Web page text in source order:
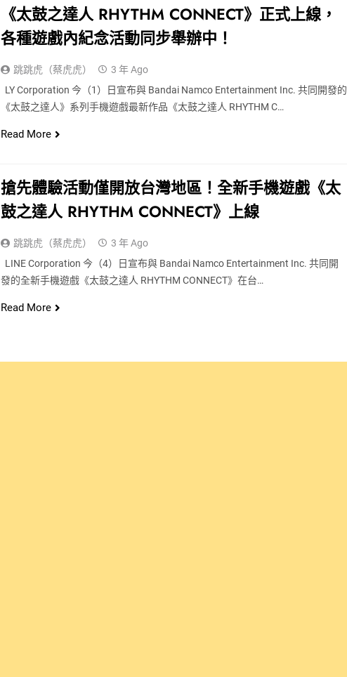
《太鼓之達人 RHYTHM CONNECT》正式上線，
各種遊戲內紀念活動同步舉辦中！
跳跳虎（蔡虎虎）
3 年 Ago
LY Corporation 今（1）日宣布與 Bandai Namco Entertainment Inc. 共同開發的
《太鼓之達人》系列手機遊戲最新作品《太鼓之達人 RHYTHM C…
Read More
搶先體驗活動僅開放台灣地區！全新手機遊戲《太
鼓之達人 RHYTHM CONNECT》上線
跳跳虎（蔡虎虎）
3 年 Ago
LINE Corporation 今（4）日宣布與 Bandai Namco Entertainment Inc. 共同開
發的全新手機遊戲《太鼓之達人 RHYTHM CONNECT》在台…
Read More